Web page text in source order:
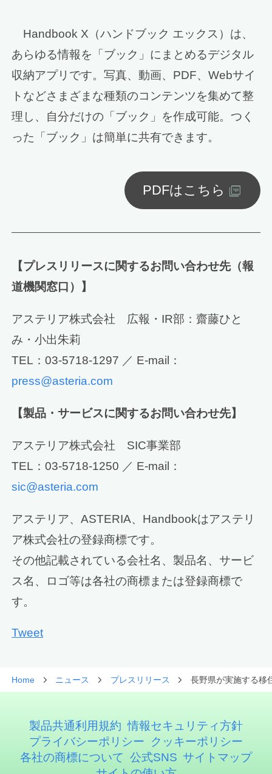
Handbook X（ハンドブック エックス）は、
あらゆる情報を「ブック」にまとめるデジタル
収納アプリです。写真、動画、PDF、Webサイ
トなどさまざまな種類のコンテンツを集めて整
理し、自分だけの「ブック」を作成可能。つく
った「ブック」は簡単に共有できます。
PDFはこちら
【プレスリリースに関するお問い合わせ先（報
道機関窓口）】
アステリア株式会社 広報・IR部：齋藤ひと
み・小出朱莉
TEL：03-5718-1297 ／ E-mail：
press@asteria.com
【製品・サービスに関するお問い合わせ先】
アステリア株式会社 SIC事業部
TEL：03-5718-1250 ／ E-mail：
sic@asteria.com
アステリア、ASTERIA、Handbookはアステリ
ア株式会社の登録商標です。
その他記載されている会社名、製品名、サービ
ス名、ロゴ等は各社の商標または登録商標で
す。
Tweet
Home ニュース プレスリリース 長野県が実施する移
製品共通利用規約 情報セキュリティ方針
プライバシーポリシー
クッキーポリシー
各社の商標について 公式SNS サイトマップ